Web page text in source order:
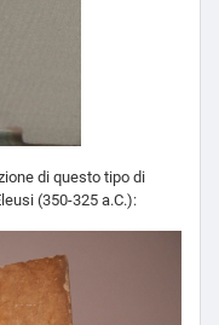
di questo tipo di
(350-325 a.C.):